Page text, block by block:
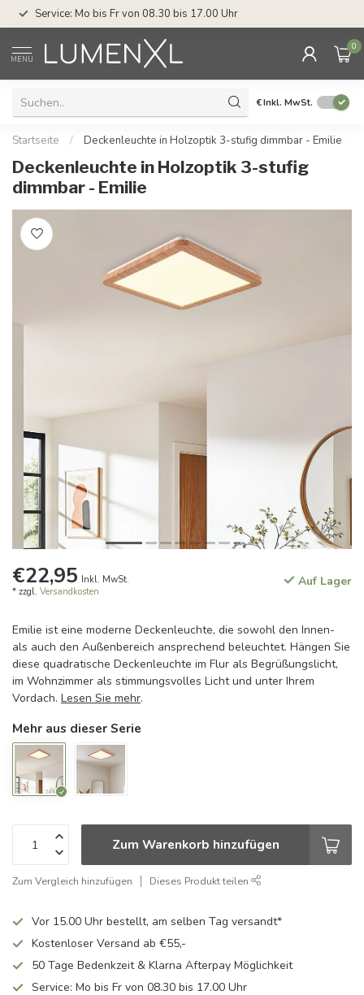
Service: Mo bis Fr von 08.30 bis 17.00 Uhr
MENU
0
€Inkl. MwSt.
Startseite / Deckenleuchte in Holzoptik 3-stufig dimmbar - Emilie
Deckenleuchte in Holzoptik 3-stufig
dimmbar - Emilie
€22,95 Inkl. MwSt.
* zzgl. Versandkosten
Auf Lager
Emilie ist eine moderne Deckenleuchte, die sowohl den Innen-
als auch den Außenbereich ansprechend beleuchtet. Hängen Sie
diese quadratische Deckenleuchte im Flur als Begrüßungslicht,
im Wohnzimmer als stimmungsvolles Licht und unter Ihrem
Vordach. Lesen Sie mehr.
Mehr aus dieser Serie
Zum Warenkorb hinzufügen
Zum Vergleich hinzufügen Dieses Produkt teilen
Vor 15.00 Uhr bestellt, am selben Tag versandt*
Kostenloser Versand ab €55,-
50 Tage Bedenkzeit & Klarna Afterpay Möglichkeit
Service: Mo bis Fr von 08.30 bis 17.00 Uhr